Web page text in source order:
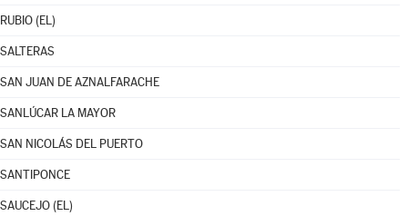
RUBIO (EL)
SALTERAS
SAN JUAN DE AZNALFARACHE
SANLÚCAR LA MAYOR
SAN NICOLÁS DEL PUERTO
SANTIPONCE
SAUCEJO (EL)